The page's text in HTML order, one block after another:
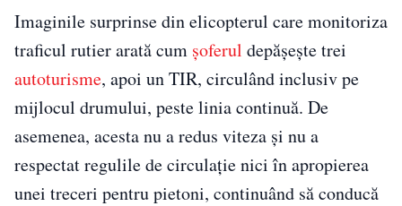
Imaginile surprinse din elicopterul care monitoriza
traficul rutier arată cum șoferul depășește trei
autoturisme, apoi un TIR, circulând inclusiv pe
mijlocul drumului, peste linia continuă. De
asemenea, acesta nu a redus viteza și nu a
respectat regulile de circulație nici în apropierea
unei treceri pentru pietoni, continuând să conducă